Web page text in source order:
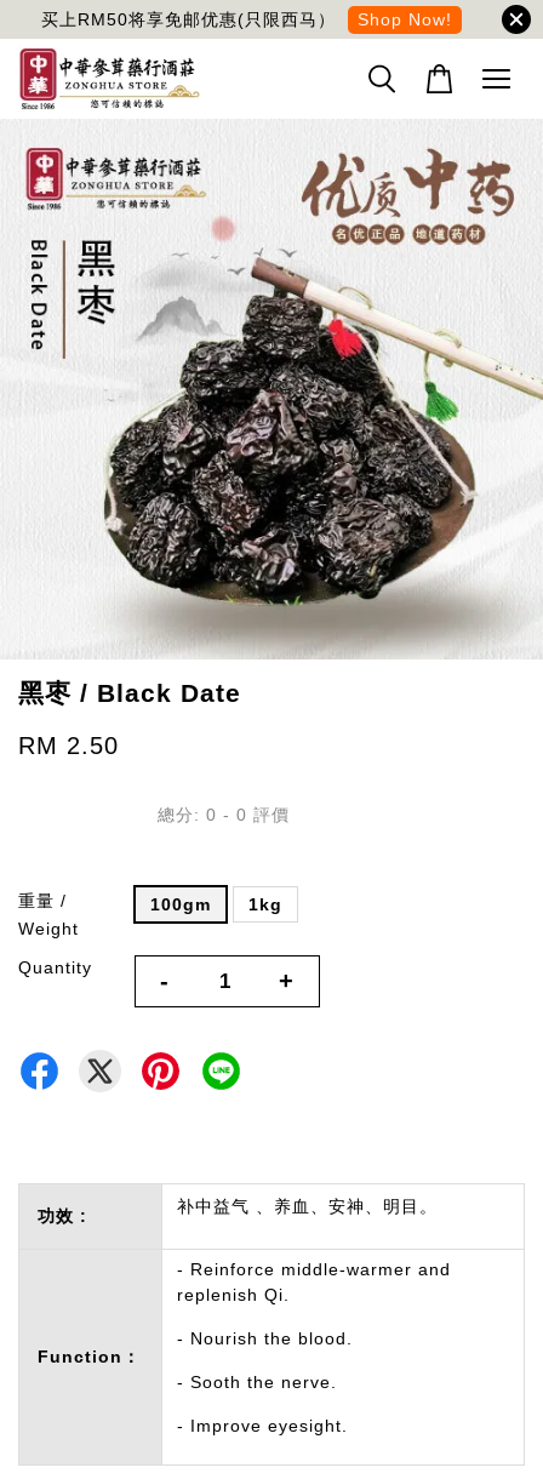
买上RM50将享免邮优惠(只限西马） Shop Now!
黑枣 / Black Date
RM 2.50
總分: 0 - 0 評價
重量 /
Weight
100gm 1kg
Quantity - +
功效 : 补中益气 、养血、安神、明目。
Function：
- Reinforce middle-warmer and
replenish Qi.
- Nourish the blood.
- Sooth the nerve.
- Improve eyesight.